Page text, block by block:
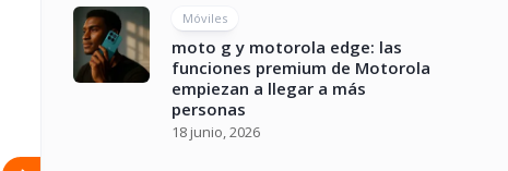
Móviles
moto g y motorola edge: las
funciones premium de Motorola
empiezan a llegar a más
personas
18 junio, 2026